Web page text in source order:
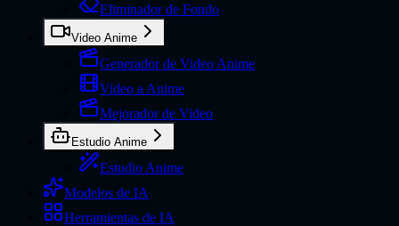
Eliminador de Fondo
Video Anime
Generador de Video Anime
Video a Anime
Mejorador de Video
Estudio Anime
Estudio Anime
Modelos de IA
Herramientas de IA